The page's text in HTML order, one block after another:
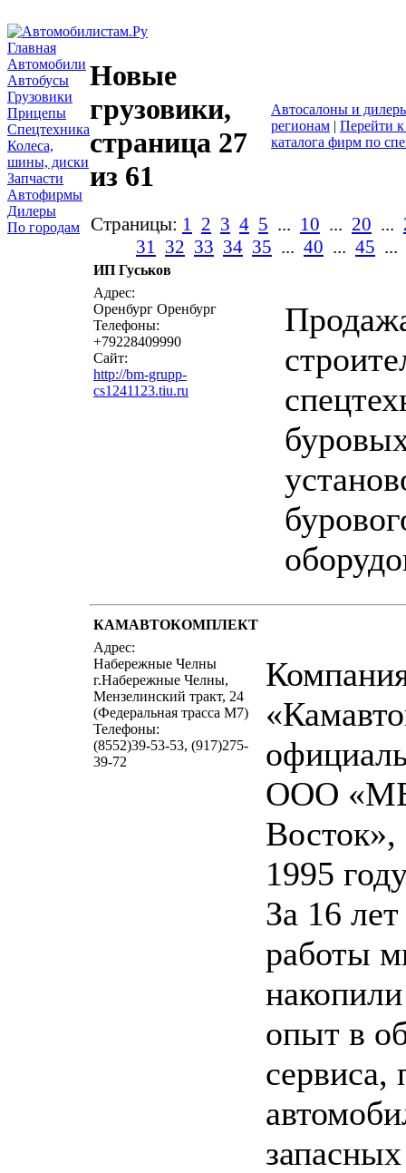
Главная
Автомобили
Автобусы
Грузовики
Прицепы
Спецтехника
Колеса,
шины, диски
Запчасти
Автофирмы
Дилеры
По городам
Новые
грузовики,
страница 27
из 61
Автосалоны и
регионам | Перейти к
каталога фирм по
Страницы: 1 2 3 4 5 ... 10 ... 20 ...
31 32 33 34 35 ... 40 ... 45 ...
ИП Гуськов
Адрес:
Оренбург Оренбург
Телефоны:
+79228409990
Сайт:
http://bm-grupp-
cs1241123.tiu.ru
КАМАВТОКОМПЛЕКТ
Адрес:
Набережные Челны
г.Набережные Челны,
Мензелинский тракт, 24
(Федеральная трасса М7)
Телефоны:
(8552)39-53-53, (917)275-
39-72
ООО
Восток»,
1995
За 16
работы
опыт в
сервиса,